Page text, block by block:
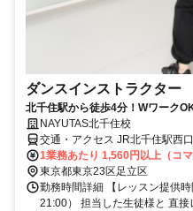
ダンスインストラクター
北千住駅から徒歩4分！Wワーク
NAYUTAS北千住校
交通・アクセス JR北千住駅西
1業務あたり 1,560円以上（コマ
東京都東京23区足立区
勤務時間詳細 【レッスン提供
21:00） 担当した生徒様と 直